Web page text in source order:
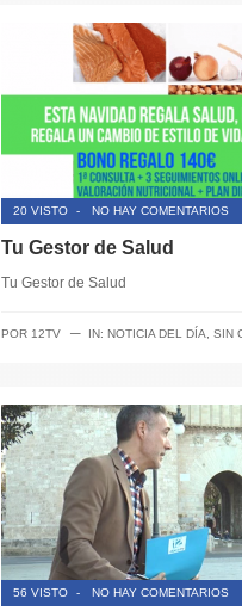
20 VISTO - NO HAY COMENTARIOS
Tu Gestor de Salud
Tu Gestor de Salud
POR 12TV ─ IN: NOTICIA DEL DÍA SIN
56 VISTO - NO HAY COMENTARIOS